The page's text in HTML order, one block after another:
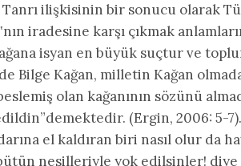
Tanrı ilişkisinin bir sonucu olarak
iradesine karşı çıkmak
isyan en büyük suçtur ve
Bilge Kağan, milletin Kağan
olan kağanının sözünü
(Ergin, 2006: 5-
el kaldıran biri nasıl olur da
nesilleriyle yok edilsinler!